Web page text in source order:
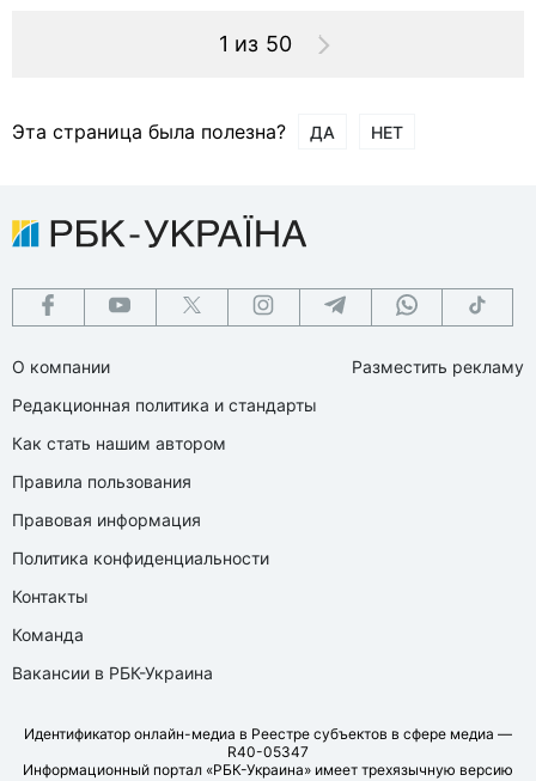
1 из 50
Эта страница была полезна? ДА НЕТ
О компании
Редакционная политика и стандарты
Как стать нашим автором
Правила пользования
Правовая информация
Политика конфиденциальности
Контакты
Команда
Вакансии в РБК-Украина
Разместить рекламу
Идентификатор онлайн-медиа в Реестре субъектов в сфере медиа —
R40-05347
Информационный портал «РБК-Украина» имеет трехязычную версию